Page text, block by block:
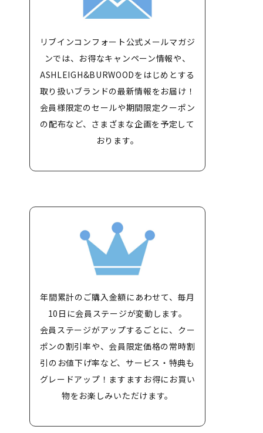
リブインコンフォート公式メールマガジ
ンでは、お得なキャンペーン情報や、
ASHLEIGH&BURWOODをはじめとする
取り扱いブランドの最新情報をお届け！
会員様限定のセールや期間限定クーポン
の配布など、さまざまな企画を予定して
おります。
年間累計のご購入金額にあわせて、毎月
10日に会員ステージが変動します。
会員ステージがアップするごとに、クー
ポンの割引率や、会員限定価格の常時割
引のお値下げ率など、サービス・特典も
グレードアップ！ますますお得にお買い
物をお楽しみいただけます。